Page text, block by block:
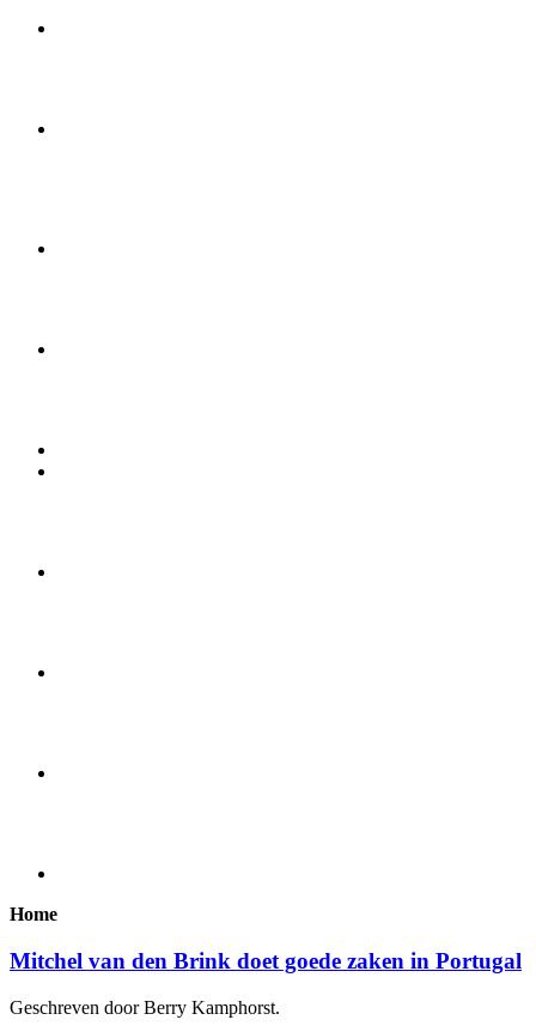
Home
Mitchel van den Brink doet goede zaken in Portugal
Geschreven door Berry Kamphorst.